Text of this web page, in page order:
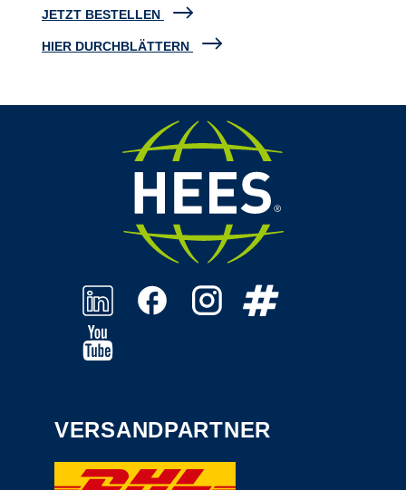
JETZT BESTELLEN
HIER DURCHBLÄTTERN
VERSANDPARTNER